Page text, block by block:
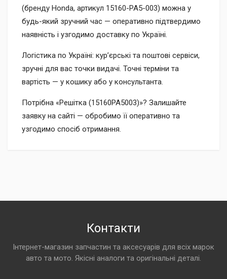
(бренду Honda, артикул 15160-PA5-003) можна у
будь-який зручний час — оперативно підтвердимо
наявність і узгодимо доставку по Україні.
Логістика по Україні: кур’єрські та поштові сервіси,
зручні для вас точки видачі. Точні терміни та
вартість — у кошику або у консультанта.
Потрібна «Решітка (15160PA5003)»? Залишайте
заявку на сайті — обробимо її оперативно та
узгодимо спосіб отримання.
Контакти
Інтернет-магазин запчастин та аксесуарів для всіх марок
авто та мото. Якісні аналоги та оригінальні деталі.